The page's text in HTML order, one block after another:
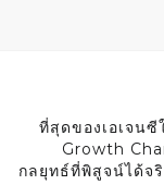
ที่สุดของเอเจน
Growth
กลยุทธ์ที่พิสูจน์ได้จ